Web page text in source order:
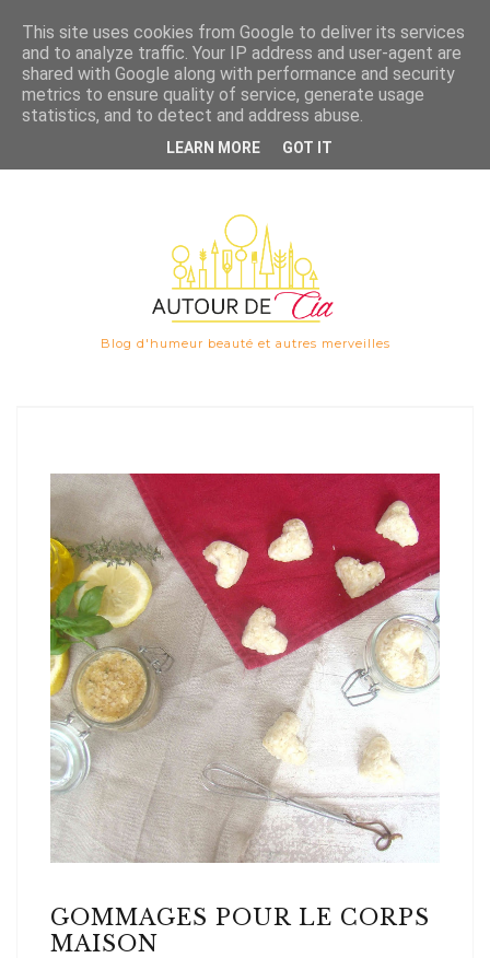

Blog d'humeur beauté et autres merveilles
GOMMAGES POUR LE CORPS
MAISON
This site uses cookies from Google to deliver its services
and to analyze traffic. Your IP address and user-agent are
shared with Google along with performance and security
metrics to ensure quality of service, generate usage
statistics, and to detect and address abuse.
LEARN MORE GOT IT